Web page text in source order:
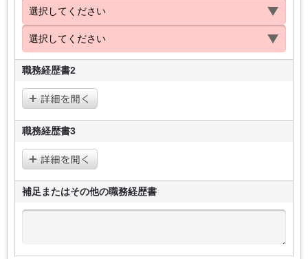
職務経歴書2
職務経歴書3
補足またはその他の職務経歴書